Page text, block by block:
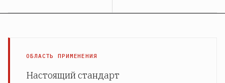
ОБЛАСТЬ ПРИМЕНЕНИЯ
Настоящий стандарт